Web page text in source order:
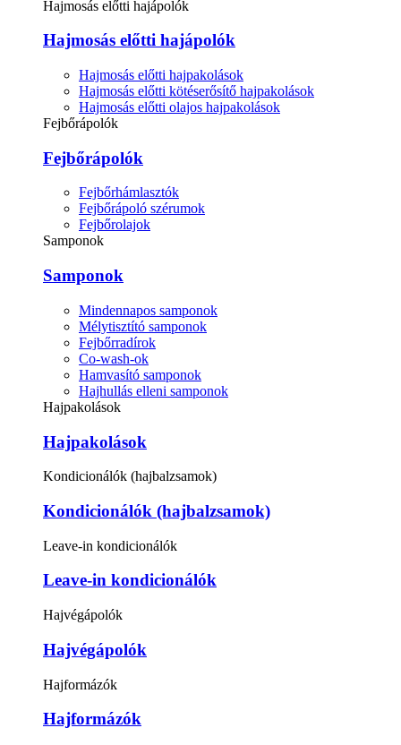
Hajmosás előtti hajápolók
Hajmosás előtti hajápolók
Hajmosás előtti hajpakolások
Hajmosás előtti kötéserősítő hajpakolások
Hajmosás előtti olajos hajpakolások
Fejbőrápolók
Fejbőrápolók
Fejbőrhámlasztók
Fejbőrápoló szérumok
Fejbőrolajok
Samponok
Samponok
Mindennapos samponok
Mélytisztító samponok
Fejbőrradírok
Co-wash-ok
Hamvasító samponok
Hajhullás elleni samponok
Hajpakolások
Hajpakolások
Kondicionálók (hajbalzsamok)
Kondicionálók (hajbalzsamok)
Leave-in kondicionálók
Leave-in kondicionálók
Hajvégápolók
Hajvégápolók
Hajformázók
Hajformázók